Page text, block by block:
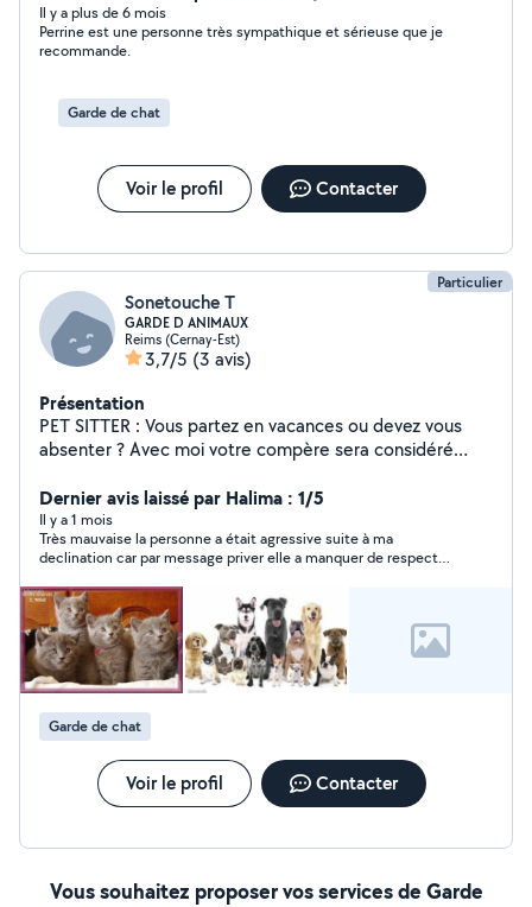
Il y a plus de 6 mois
Perrine est une personne très sympathique et sérieuse que je
recommande.
Garde de chat
Voir le profil Contacter
Particulier
Sonetouche T
GARDE D ANIMAUX
Reims (Cernay-Est)
3,7/5 (3 avis)
Présentation
PET SITTER : Vous partez en vacances ou devez vous
absenter ? Avec moi votre compère sera considéré
régulièrement depuis de longues années Je propose
divers services : - Garde, visites et promenades à votre
domicile - Garde à mon domicile Je n'accepte plus de
gros chiens ou des animaux sales, destructeurs ou qui
hurlent toute la journée PAS SERIEUX S ABSTENIR
Dernier avis laissé par Halima : 1/5
Il y a 1 mois
Très mauvaise la personne a était agressive suite à ma
declination car par message priver elle a manquer de respect
de la chance de déclinée pour protéger mon chat gestante elle
voulais également prendre le chatons des leur 3 mois révolu
Garde de chat
Voir le profil Contacter
Vous souhaitez proposer vos services de Garde